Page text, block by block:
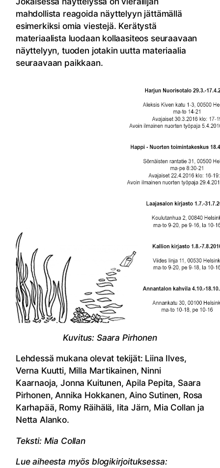
mahdollista reagoida näyttelyyn jättämällä
esimerkiksi omia viestejä. Kerätystä
materiaalista luodaan kollaasiteos seuraavaan
näyttelyyn, tuoden jotakin uutta materiaalia
seuraavaan paikkaan.
Kuvitus: Saara Pirhonen
Lehdessä mukana olevat tekijät: Liina Ilves,
Verna Kuutti, Milla Martikainen, Ninni
Kaarnaoja, Jonna Kuitunen, Apila Pepita, Saara
Pirhonen, Annika Hokkanen, Aino Sutinen, Rosa
Karhapää, Romy Räihälä, Iita Järn, Mia Collan ja
Netta Alanko.
Teksti: Mia Collan
Lue aiheesta myös blogikirjoituksessa: